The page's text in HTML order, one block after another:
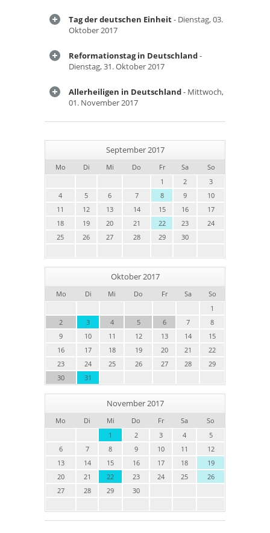
Tag der deutschen Einheit- Dienstag, 03.
Oktober 2017
Reformationstag in Deutschland-
Dienstag, 31. Oktober 2017
Allerheiligen in Deutschland- Mittwoch,
01. November 2017
September 2017
Mo Di Mi Do Fr Sa
So
1
2
3
4
5 6 7 8 9
10
11
12 13 14 15 16
17
18
19 20 21 22 23
24
25
26 27 28 29 30
Oktober 2017
Mo Di Mi Do Fr Sa
So
1
2
3 4 5 6 7
8
9
10 11 12 13 14
15
16
17 18 19 20 21
22
23
24 25 26 27 28
29
30
31
November 2017
Mo Di Mi Do Fr Sa
So
1
2 3 4
5
6
7 8 9 10 11
12
13
14 15 16 17 18
19
20
21 22 23 24 25
26
27
28 29 30